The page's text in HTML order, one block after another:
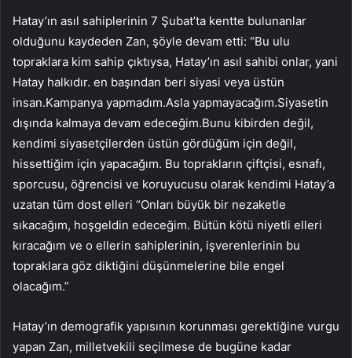
Hatay’ın asıl sahiplerinin 7 Şubat’ta kentte bulunanlar
olduğunu kaydeden Zan, şöyle devam etti: “Bu ulu
topraklara kim sahip çıktıysa, Hatay’ın asıl sahibi onlar, yani
Hatay halkıdır. en başından beri siyasi veya üstün
insan.Kampanya yapmadım.Asla yapmayacağım.Siyasetin
dışında kalmaya devam edeceğim.Bunu kibirden değil,
kendimi siyasetçilerden üstün gördüğüm için değil,
hissettiğim için yapacağım. Bu toprakların çiftçisi, esnafı,
sporcusu, öğrencisi ve koruyucusu olarak kendimi Hatay’a
uzatan tüm dost elleri “Onları büyük bir nezaketle
sıkacağım, hoşgeldin edeceğim. Bütün kötü niyetli elleri
kıracağım ve o ellerin sahiplerinin, işverenlerinin bu
topraklara göz diktiğini düşünmelerine bile engel
olacağım.”
Hatay’ın demografik yapısının korunması gerektiğine vurgu
yapan Zan, milletvekili seçilmese de bugüne kadar